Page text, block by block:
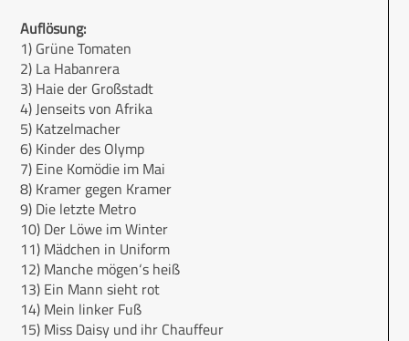
Auflösung:
1) Grüne Tomaten
2) La Habanrera
3) Haie der Großstadt
4) Jenseits von Afrika
5) Katzelmacher
6) Kinder des Olymp
7) Eine Komödie im Mai
8) Kramer gegen Kramer
9) Die letzte Metro
10) Der Löwe im Winter
11) Mädchen in Uniform
12) Manche mögen‘s heiß
13) Ein Mann sieht rot
14) Mein linker Fuß
15) Miss Daisy und ihr Chauffeur